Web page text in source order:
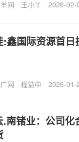
网 王小丫 2026-02-
:鑫国际资源首日
网 程益中 2026-01-
.南锗业：公司